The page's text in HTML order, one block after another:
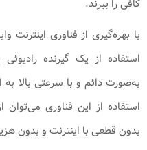
کافی را ببرند.
با بهره‌گیری از فناوری اینترنت
استفاده از یک گیرنده
به‌صورت دائم و با سرعتی بالا
استفاده از این فناوری می‌توان
بدون قطعی با اینترنت و بدون